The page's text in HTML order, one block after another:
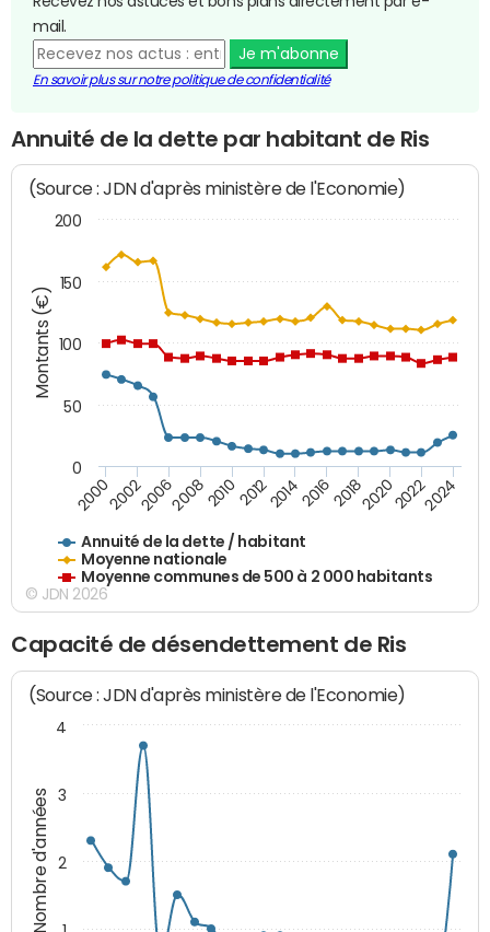
mail.
Je m'abonne
En savoir plus sur notre politique de confidentialité
Annuité de la dette par habitant de Ris
Montants (€)
(Source : JDN d'après ministère de l'Economie)
Annuité de la dette / habitant
Moyenne nationale
Moyenne communes de 500 à 2 000 habitants
200020022006200820102012201420162018202020222024
0
50
100
150
200
© JDN 2026
Capacité de désendettement de Ris
Nombre d'années
(Source : JDN d'après ministère de l'Economie)
2
3
4